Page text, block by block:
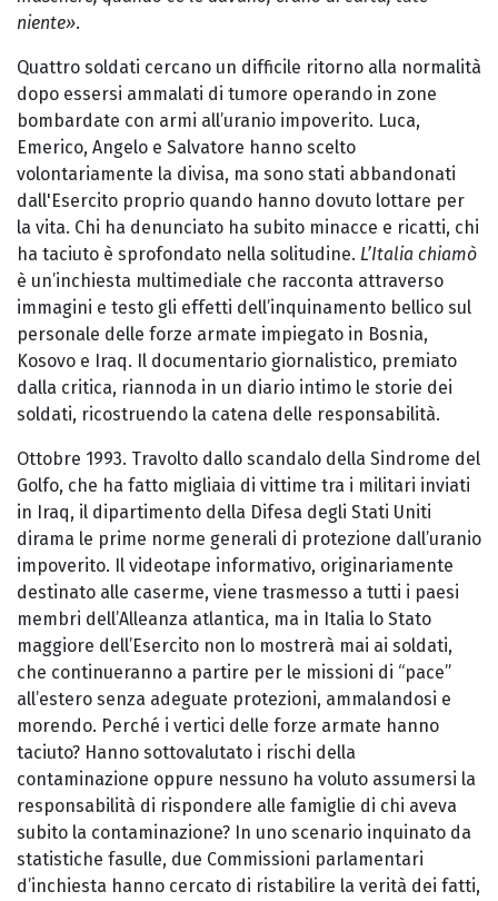
niente».
Quattro soldati cercano un difficile ritorno alla normalità
dopo essersi ammalati di tumore operando in zone
bombardate con armi all’uranio impoverito. Luca,
Emerico, Angelo e Salvatore hanno scelto
volontariamente la divisa, ma sono stati abbandonati
dall'Esercito proprio quando hanno dovuto lottare per
la vita. Chi ha denunciato ha subito minacce e ricatti, chi
ha taciuto è sprofondato nella solitudine. L’Italia chiamò
è un’inchiesta multimediale che racconta attraverso
immagini e testo gli effetti dell’inquinamento bellico sul
personale delle forze armate impiegato in Bosnia,
Kosovo e Iraq. Il documentario giornalistico, premiato
dalla critica, riannoda in un diario intimo le storie dei
soldati, ricostruendo la catena delle responsabilità.
Ottobre 1993. Travolto dallo scandalo della Sindrome del
Golfo, che ha fatto migliaia di vittime tra i militari inviati
in Iraq, il dipartimento della Difesa degli Stati Uniti
dirama le prime norme generali di protezione dall’uranio
impoverito. Il videotape informativo, originariamente
destinato alle caserme, viene trasmesso a tutti i paesi
membri dell’Alleanza atlantica, ma in Italia lo Stato
maggiore dell’Esercito non lo mostrerà mai ai soldati,
che continueranno a partire per le missioni di “pace”
all’estero senza adeguate protezioni, ammalandosi e
morendo. Perché i vertici delle forze armate hanno
taciuto? Hanno sottovalutato i rischi della
contaminazione oppure nessuno ha voluto assumersi la
responsabilità di rispondere alle famiglie di chi aveva
subito la contaminazione? In uno scenario inquinato da
statistiche fasulle, due Commissioni parlamentari
d’inchiesta hanno cercato di ristabilire la verità dei fatti,